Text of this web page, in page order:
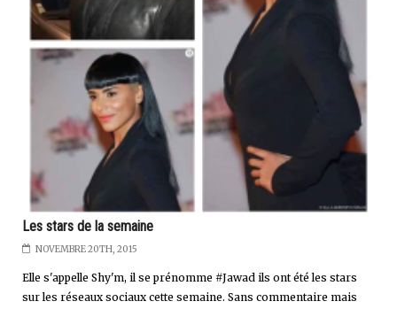
Les stars de la semaine
NOVEMBRE 20TH, 2015
Elle s'appelle Shy'm, il se prénomme #Jawad ils ont été les stars
sur les réseaux sociaux cette semaine. Sans commentaire mais